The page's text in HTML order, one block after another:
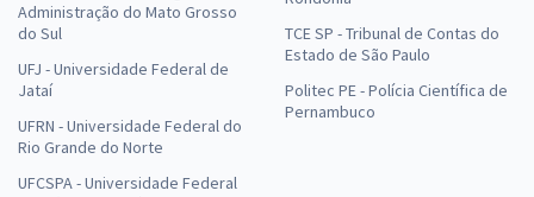
Administração do Mato Grosso
do Sul
UFJ - Universidade Federal de
Jataí
UFRN - Universidade Federal do
Rio Grande do Norte
UFCSPA - Universidade Federal
TCE SP - Tribunal de Contas do
Estado de São Paulo
Politec PE - Polícia Científica de
Pernambuco